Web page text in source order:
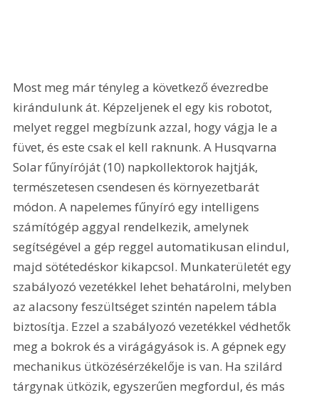
Most meg már tényleg a következő évezredbe
kirándulunk át. Képzeljenek el egy kis robotot,
melyet reggel megbízunk azzal, hogy vágja le a
füvet, és este csak el kell raknunk. A Husqvarna
Solar fűnyíróját (10) napkollektorok hajtják,
természetesen csendesen és környezetbarát
módon. A napelemes fűnyíró egy intelligens
számítógép aggyal rendelkezik, amelynek
segítségével a gép reggel automatikusan elindul,
majd sötétedéskor kikapcsol. Munkaterületét egy
szabályozó vezetékkel lehet behatárolni, melyben
az alacsony feszültséget szintén napelem tábla
biztosítja. Ezzel a szabályozó vezetékkel védhetők
meg a bokrok és a virágágyások is. A gépnek egy
mechanikus ütközésérzékelője is van. Ha szilárd
tárgynak ütközik, egyszerűen megfordul, és más